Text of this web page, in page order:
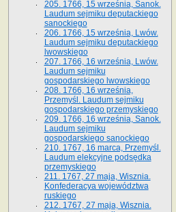
205. 1766, 15 września, Sanok.
Laudum sejmiku deputackiego
sanockiego
206. 1766, 15 września, Lwów.
Laudum sejmiku deputackiego
lwowskiego
207. 1766, 16 września, Lwów.
Laudum sejmiku
gospodarskiego lwowskiego
208. 1766, 16 września,
Przemyśl. Laudum sejmiku
gospodarskiego przemyskiego
209. 1766, 16 września, Sanok.
Laudum sejmiku
gospodarskiego sanockiego
210. 1767, 16 marca, Przemyśl.
Laudum elekcyjne podsędka
przemyskiego
211. 1767, 27 maja, Wisznia.
Konfederacya województwa
ruskiego
212. 1767, 27 maja, Wisznia.